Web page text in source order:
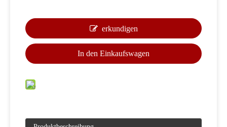
erkundigen
In den Einkaufswagen